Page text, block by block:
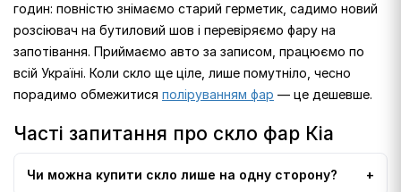
годин: повністю знімаємо старий герметик, садимо новий
розсіювач на бутиловий шов і перевіряємо фару на
запотівання. Приймаємо авто за записом, працюємо по
всій Україні. Коли скло ще ціле, лише помутніло, чесно
порадимо обмежитися поліруванням фар — це дешевше.
Часті запитання про скло фар Кіа
Чи можна купити скло лише на одну сторону?